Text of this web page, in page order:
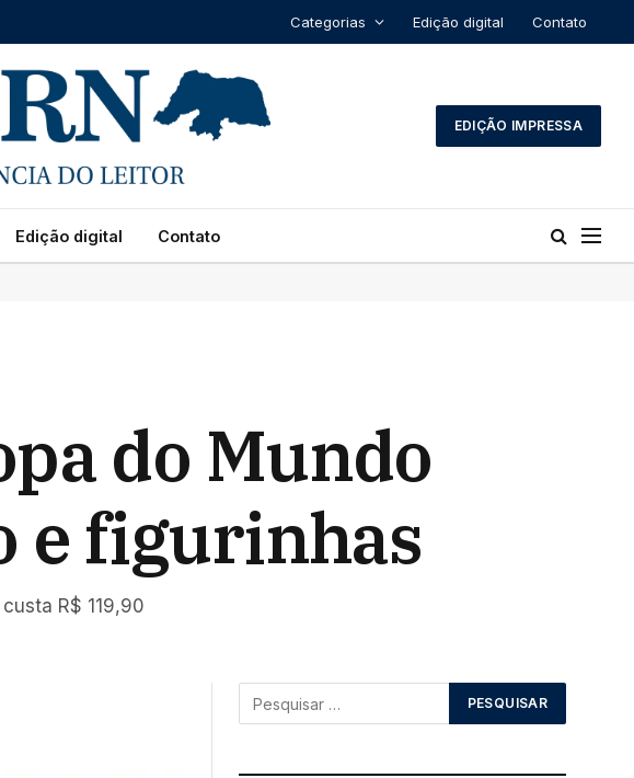
Categorias Edição digital Contato
EDIÇÃO IMPRESSA
Edição digital Contato
do Mundo
e figurinhas
R$ 119,90